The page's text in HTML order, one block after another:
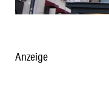
Anzeige